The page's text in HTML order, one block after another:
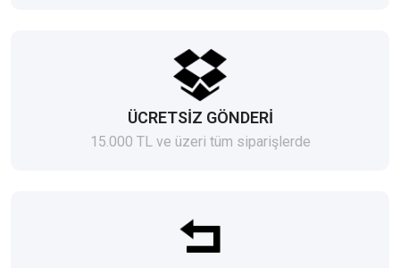
ÜCRETSİZ GÖNDERİ
15.000 TL ve üzeri tüm siparişlerde